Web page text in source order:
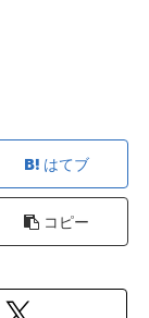
はてブ
コピー